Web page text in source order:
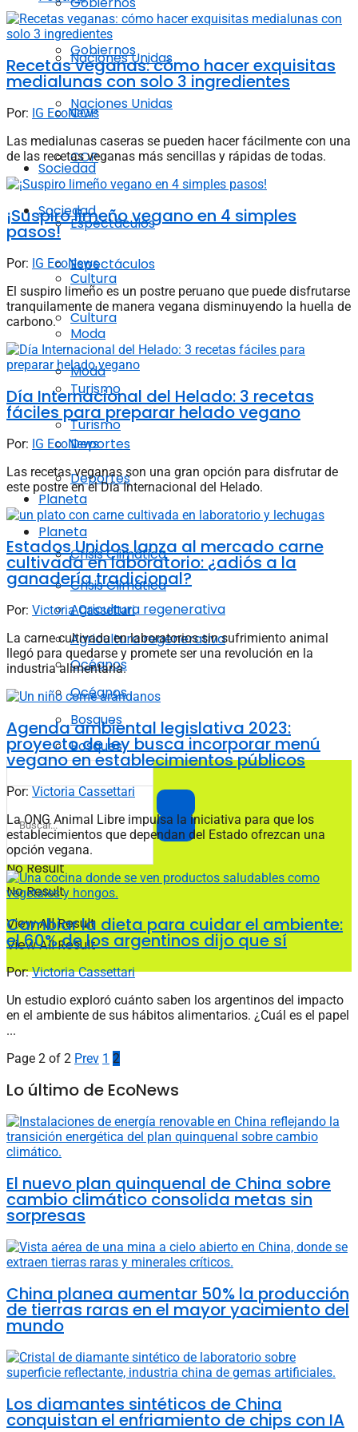
Naciones Unidas
COP
Sociedad
Espectáculos
Cultura
Moda
Turismo
Deportes
Planeta
Crisis Climática
Agricultura regenerativa
Océanos
Bosques
No Result
View All Result
Gobiernos
Naciones Unidas
COP
Sociedad
Espectáculos
Cultura
Moda
Turismo
Deportes
Planeta
Crisis Climática
Agricultura regenerativa
Océanos
Bosques
No Result
View All Result
Recetas veganas: cómo hacer exquisitas
medialunas con solo 3 ingredientes
Por: IG EcoNews
Las medialunas caseras se pueden hacer fácilmente con una
de las recetas veganas más sencillas y rápidas de todas.
¡Suspiro limeño vegano en 4 simples
pasos!
Por: IG EcoNews
El suspiro limeño es un postre peruano que puede disfrutarse
tranquilamente de manera vegana disminuyendo la huella de
carbono.
Día Internacional del Helado: 3 recetas
fáciles para preparar helado vegano
Por: IG EcoNews
Las recetas veganas son una gran opción para disfrutar de
este postre en el Día Internacional del Helado.
Estados Unidos lanza al mercado carne
cultivada en laboratorio: ¿adiós a la
ganadería tradicional?
Por: Victoria Cassettari
La carne cultivada en laboratorios sin sufrimiento animal
llegó para quedarse y promete ser una revolución en la
industria alimentaria.
Agenda ambiental legislativa 2023:
proyecto de ley busca incorporar menú
vegano en establecimientos públicos
Por: Victoria Cassettari
La ONG Animal Libre impulsa la iniciativa para que los
establecimientos que dependan del Estado ofrezcan una
opción vegana.
Cambiar la dieta para cuidar el ambiente:
el 60% de los argentinos dijo que sí
Por: Victoria Cassettari
Un estudio exploró cuánto saben los argentinos del impacto
en el ambiente de sus hábitos alimentarios. ¿Cuál es el papel
...
Page 2 of 2 Prev 1 2
Lo último de EcoNews
El nuevo plan quinquenal de China sobre
cambio climático consolida metas sin
sorpresas
China planea aumentar 50% la producción
de tierras raras en el mayor yacimiento del
mundo
Los diamantes sintéticos de China
conquistan el enfriamiento de chips con IA